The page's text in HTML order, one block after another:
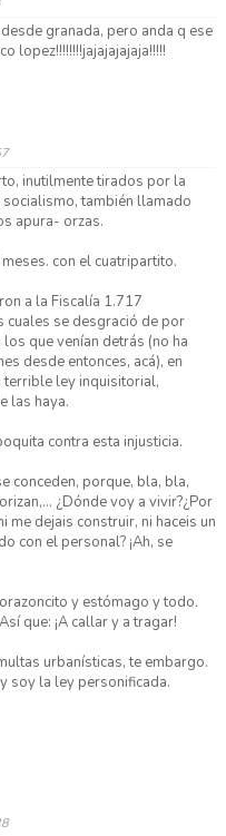
granada, pero anda q ese
lopez!!!!!!!!jajajajajaja!!!!!
inutilmente tirados por la
también llamado
apura- orzas.
con el cuatripartito.
a la Fiscalía 1.717
cuales se desgració de por
que venían detrás (no ha
desde entonces, acá), en
terrible ley inquisitorial,
las haya.
contra esta injusticia.
conceden, porque, bla, bla,
¿Dónde voy a vivir?¿Por
me dejais construir, ni haceis un
con el personal? ¡Ah, se
y estómago y todo.
que: ¡A callar y a tragar!
urbanísticas, te embargo.
soy la ley personificada.